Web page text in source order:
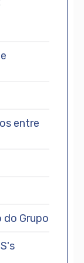
entre
do Grupo